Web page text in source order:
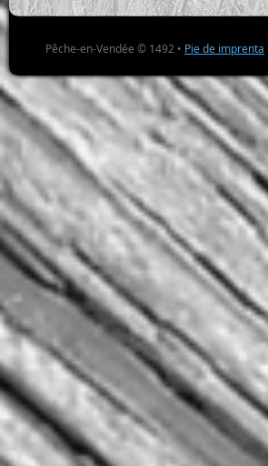
Pêche-en-Vendée © 1492 • Pie de imprenta